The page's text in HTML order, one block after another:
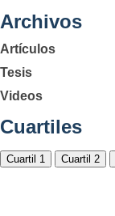
Archivos
Artículos
Tesis
Videos
Cuartiles
Cuartil 1 Cuartil 2